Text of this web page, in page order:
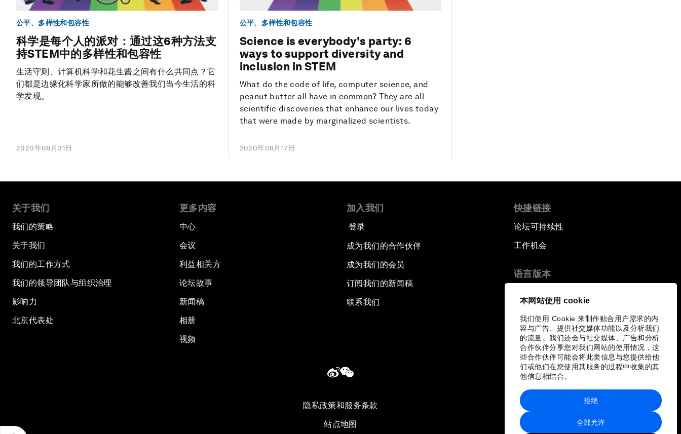
本网站使用 cookie
我们使用 Cookie 来制作贴合用户需求的内
容与广告、提供社交媒体功能以及分析我们
的流量。我们还会与社交媒体、广告和分析
合作伙伴分享您对我们网站的使用情况，这
些合作伙伴可能会将此类信息与您提供给他
们或他们在您使用其服务的过程中收集的其
他信息相结合。
全部允许
拒绝
公平、多样性和包容性
科学是每个人的派对：通过这6种方法支
持STEM中的多样性和包容性
生活守则、计算机科学和花生酱之间有什么共同点？它
们都是边缘化科学家所做的能够改善我们当今生活的科
学发现。
2020年08月31日
公平、多样性和包容性
Science is everybody's party: 6
ways to support diversity and
inclusion in STEM
What do the code of life, computer science, and
peanut butter all have in common? They are all
scientific discoveries that enhance our lives today
that were made by marginalized scientists.
2020年08月17日
关于我们
我们的策略
关于我们
我们的工作方式
我们的领导团队与组织治理
影响力
北京代表处
更多内容
中心
会议
利益相关方
论坛故事
新闻稿
相册
视频
加入我们
登录
成为我们的合作伙伴
成为我们的会员
订阅我们的新闻稿
联系我们
快捷链接
论坛可持续性
工作机会
语言版本
隐私政策和服务条款
站点地图